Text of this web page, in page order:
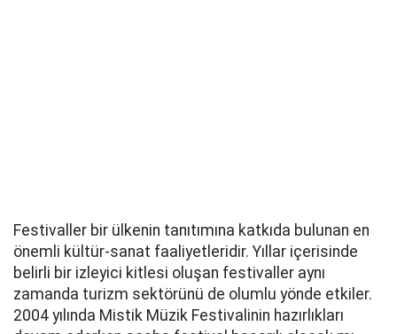
Festivaller bir ülkenin tanıtımına katkıda bulunan en
önemli kültür-sanat faaliyetleridir. Yıllar içerisinde
belirli bir izleyici kitlesi oluşan festivaller aynı
zamanda turizm sektörünü de olumlu yönde etkiler.
2004 yılında Mistik Müzik Festivalinin hazırlıkları